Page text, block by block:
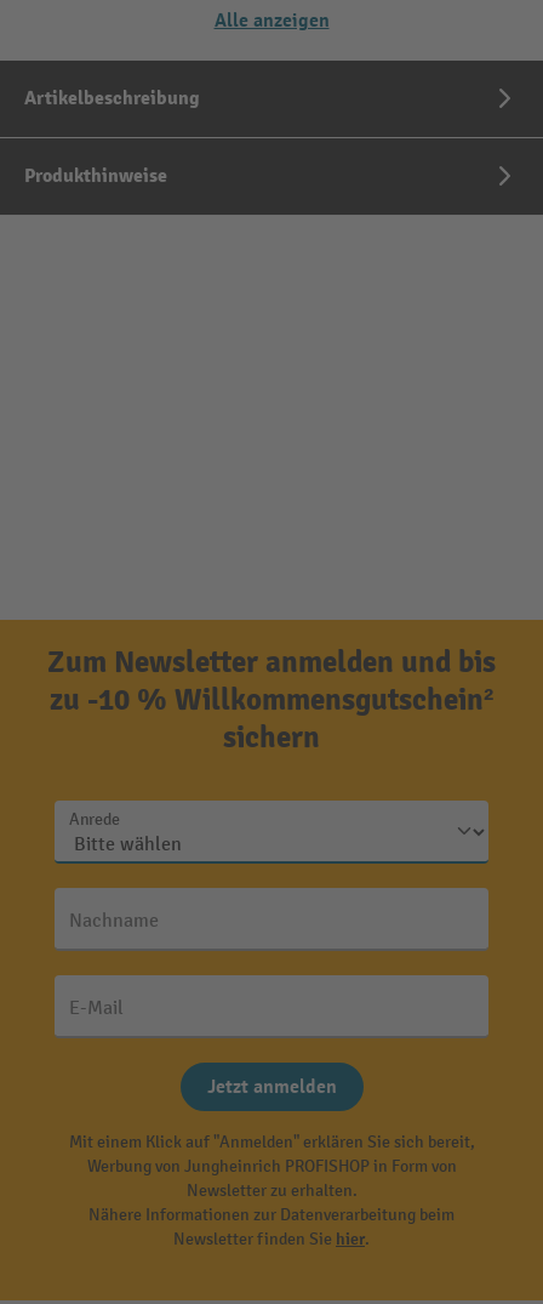
Alle anzeigen
Artikelbeschreibung
Produkthinweise
Zum Newsletter anmelden und bis
zu -10 % Willkommensgutschein²
sichern
Anrede
Nachname
E-Mail
Jetzt anmelden
Mit einem Klick auf "Anmelden" erklären Sie sich bereit,
Werbung von Jungheinrich PROFISHOP in Form von
Newsletter zu erhalten.
Nähere Informationen zur Datenverarbeitung beim
Newsletter finden Sie hier.